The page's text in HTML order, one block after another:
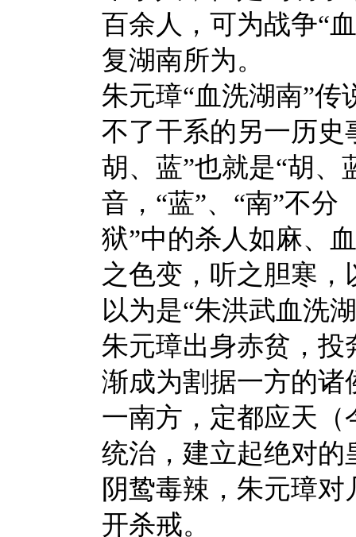
百余人，可为战争“
复湖南所为。
朱元璋“血洗湖南”
不了干系的另一历史
胡、蓝”也就是“胡、
音，“蓝”、“南”不
狱”中的杀人如麻、
之色变，听之胆寒，
以为是“朱洪武血洗
朱元璋出身赤贫，投
渐成为割据一方的
一南方，定都应天
统治，建立起绝对
阴鸷毒辣，朱元璋
开杀戒。